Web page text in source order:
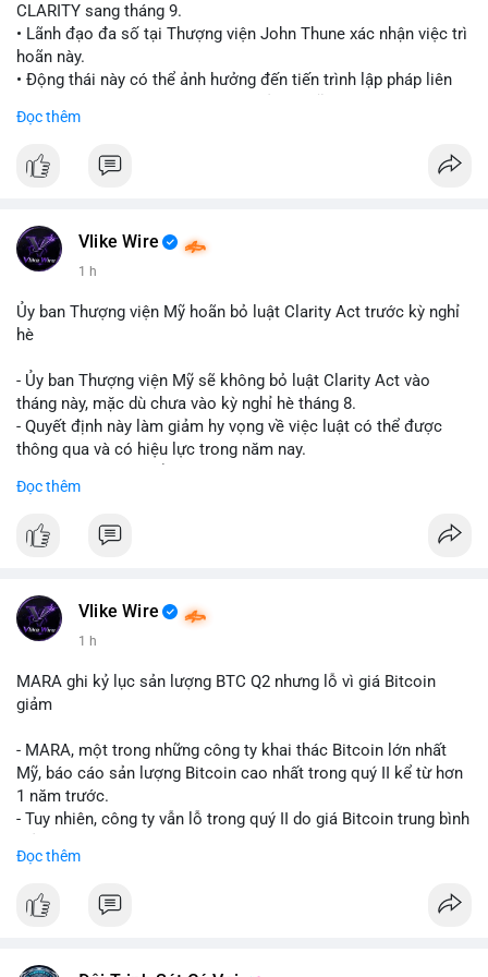
CLARITY sang tháng 9.
• Lãnh đạo đa số tại Thượng viện John Thune xác nhận việc trì
hoãn này.
• Động thái này có thể ảnh hưởng đến tiến trình lập pháp liên
📰 Nguồn: Cointelegraph
Đọc thêm
Vlike Wire
1 h
Ủy ban Thượng viện Mỹ hoãn bỏ luật Clarity Act trước kỳ nghỉ
hè
- Ủy ban Thượng viện Mỹ sẽ không bỏ luật Clarity Act vào
tháng này, mặc dù chưa vào kỳ nghỉ hè tháng 8.
- Quyết định này làm giảm hy vọng về việc luật có thể được
thông qua và có hiệu lực trong năm nay.
mục chứng chỉ cho tài sản số tại Mỹ.
và phát triển thị trường crypto tại Mỹ.
#vlikevn #titanbot
📰 Nguồn: CoinDesk
Đọc thêm
Vlike Wire
1 h
MARA ghi kỷ lục sản lượng BTC Q2 nhưng lỗ vì giá Bitcoin
giảm
- MARA, một trong những công ty khai thác Bitcoin lớn nhất
Mỹ, báo cáo sản lượng Bitcoin cao nhất trong quý II kể từ hơn
1 năm trước.
- Tuy nhiên, công ty vẫn lỗ trong quý II do giá Bitcoin trung bình
- Sự tăng sản lượng không đủ bù đắp cho sự suy giảm giá trị
Đọc thêm